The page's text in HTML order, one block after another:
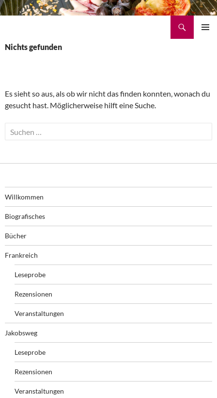
Inhalt
Nichts gefunden
Es sieht so aus, als ob wir nicht das finden konnten, wonach du
gesucht hast. Möglicherweise hilft eine Suche.
u
h
n
n
a
c
h
:
Willkommen
Biografisches
Bücher
Frankreich
Leseprobe
Rezensionen
Veranstaltungen
Jakobsweg
Leseprobe
Rezensionen
Veranstaltungen